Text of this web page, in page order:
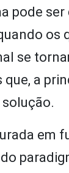
pode ser
os
se
que, a
em